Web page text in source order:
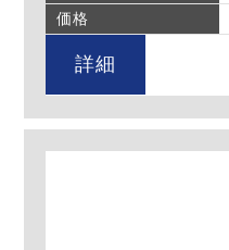
価格
詳細